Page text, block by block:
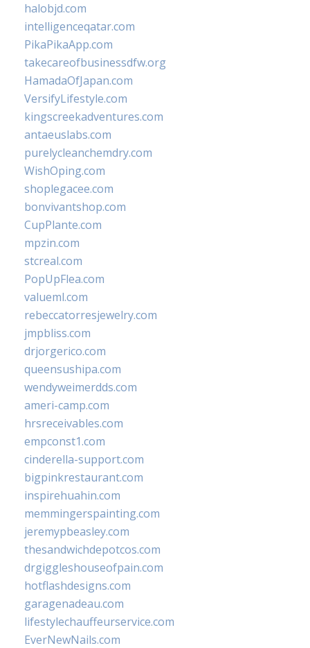
halobjd.com
intelligenceqatar.com
PikaPikaApp.com
takecareofbusinessdfw.org
HamadaOfJapan.com
VersifyLifestyle.com
kingscreekadventures.com
antaeuslabs.com
purelycleanchemdry.com
WishOping.com
shoplegacee.com
bonvivantshop.com
CupPlante.com
mpzin.com
stcreal.com
PopUpFlea.com
valueml.com
rebeccatorresjewelry.com
jmpbliss.com
drjorgerico.com
queensushipa.com
wendyweimerdds.com
ameri-camp.com
hrsreceivables.com
empconst1.com
cinderella-support.com
bigpinkrestaurant.com
inspirehuahin.com
memmingerspainting.com
jeremypbeasley.com
thesandwichdepotcos.com
drgiggleshouseofpain.com
hotflashdesigns.com
garagenadeau.com
lifestylechauffeurservice.com
EverNewNails.com